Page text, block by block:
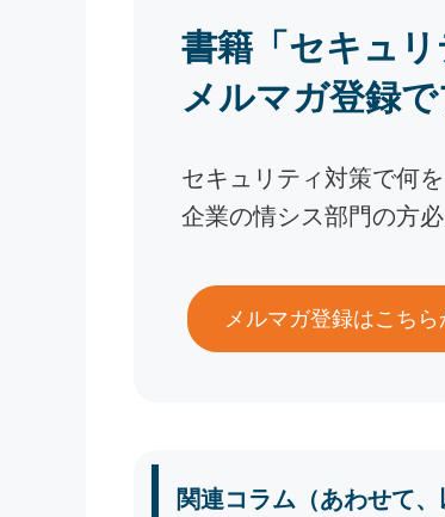
書籍「セキュリ
メルマガ登録で
セキュリティ対策で何
企業の情シス部門の方必
メルマガ登録はこちら
関連コラム（あわせて